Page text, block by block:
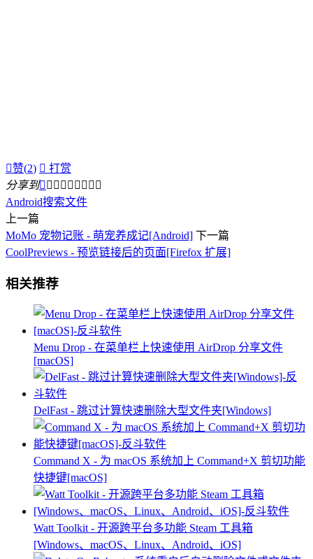
赞(2)  打赏
分享到        
Android搜索文件
上一篇
MoMo 宠物记账 - 萌宠养成记[Android] 下一篇
CoolPreviews - 预览链接后的页面[Firefox 扩展]
相关推荐
Menu Drop - 在菜单栏上快速使用 AirDrop 分享文件
[macOS]
DelFast - 跳过计算快速删除大型文件夹[Windows]
Command X - 为 macOS 系统加上 Command+X 剪切功能
快捷键[macOS]
Watt Toolkit - 开源跨平台多功能 Steam 工具箱
[Windows、macOS、Linux、Android、iOS]